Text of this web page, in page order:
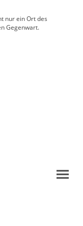
nur ein Ort des
Gegenwart.